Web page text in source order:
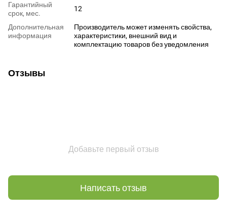
Гарантийный
срок, мес.
12
Дополнительная
информация
Производитель может изменять свойства,
характеристики, внешний вид и
комплектацию товаров без уведомления
Отзывы
Добавьте первый отзыв
Написать отзыв